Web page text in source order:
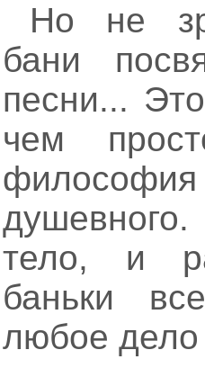
Но не
бани
песни...
чем
тело, и
баньки
любое дело